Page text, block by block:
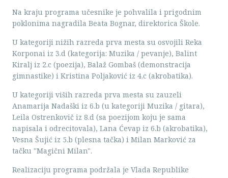
Na kraju programa učesnike je pohvalila i prigodnim
poklonima nagradila Beata Bognar, direktorica Škole.
U kategoriji nižih razreda prva mesta su osvojili Reka
Korponai iz 3.d (kategorija: Muzika / pevanje), Balint
Kiralj iz 2.c (poezija), Balaž Gombaš (demonstracija
gimnastike) i Kristina Poljaković iz 4.c (akrobatika).
U kategoriji viših razreda prva mesta su zauzeli
Anamarija Nadaški iz 6.b (u kategoriji Muzika / gitara),
Leila Ostrenkovič iz 8.d (sa poezijom koju je sama
napisala i odrecitovala), Lana Ćevap iz 6.b (akrobatika),
Vesna Šujić iz 5.b (plesna tačka) i Milan Marković za
tačku "Magični Milan".
Realizaciju programa podržala je Vlada Republike